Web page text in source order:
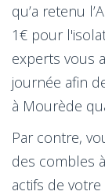
qu’a retenu
1€ pour
experts vous
journée afin
à Mourède
Par contre,
des combles
actifs de